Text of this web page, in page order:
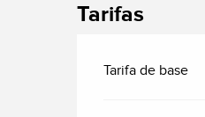
Tarifas
Tarifa de base